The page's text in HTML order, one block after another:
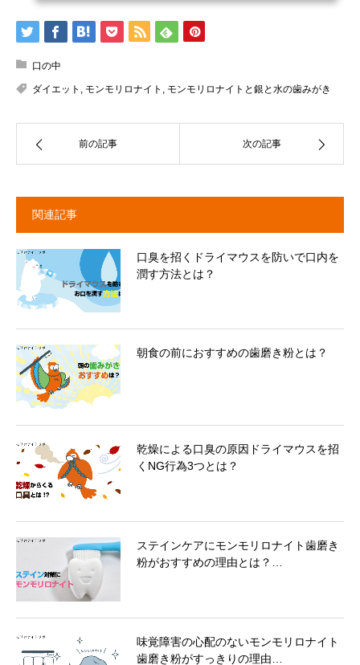
口の中
ダイエット モンモリロナイト モンモリロナイトと銀と水の歯みがき
前の記事 次の記事
関連記事
口臭を招くドライマウスを防いで口内を
潤す方法とは？
朝食の前におすすめの歯磨き粉とは？
乾燥による口臭の原因ドライマウスを招
くNG行為3つとは？
ステインケアにモンモリロナイト歯磨き
粉がおすすめの理由とは？…
味覚障害の心配のないモンモリロナイト
歯磨き粉がすっきりの理由…